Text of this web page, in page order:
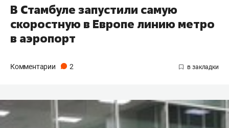
В Стамбуле запустили самую
скоростную в Европе линию метро
в аэропорт
Комментарии 2